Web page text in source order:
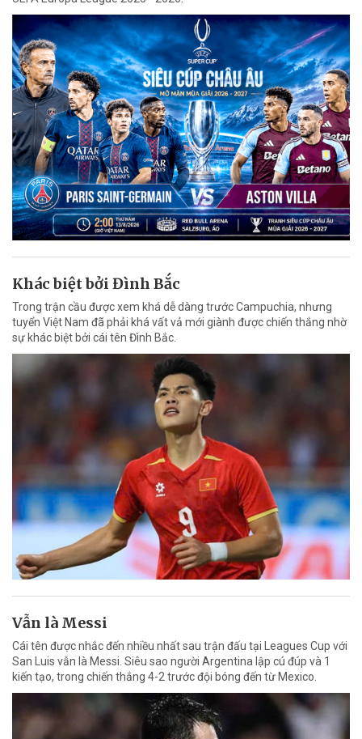
Khác biệt bởi Đình Bắc
Trong trận cầu được xem khá dễ dàng trước Campuchia, nhưng
tuyển Việt Nam đã phải khá vất vả mới giành được chiến thắng nhờ
sự khác biệt bởi cái tên Đình Bắc.
Vẫn là Messi
Cái tên được nhắc đến nhiều nhất sau trận đấu tại Leagues Cup với
San Luis vẫn là Messi. Siêu sao người Argentina lập cú đúp và 1
kiến tạo, trong chiến thắng 4-2 trước đội bóng đến từ Mexico.